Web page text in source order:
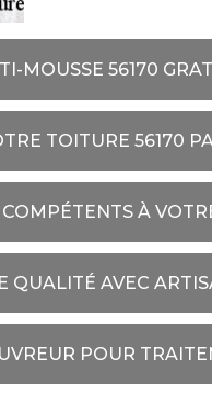
MOUSSE 56170
TOITURE 56170
À
QUALITÉ AVEC
POUR